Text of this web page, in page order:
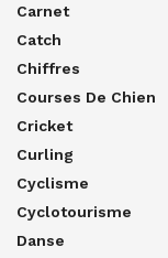
Carnet
Catch
Chiffres
Courses De Chien
Cricket
Curling
Cyclisme
Cyclotourisme
Danse